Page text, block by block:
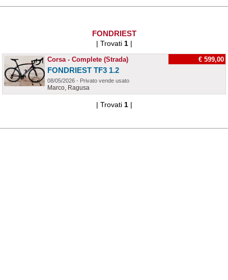
FONDRIEST
| Trovati 1|
Corsa - Complete (Strada) € 599,00
FONDRIEST TF3 1.2
08/05/2026 - Privato vende usato
Marco, Ragusa
| Trovati 1|